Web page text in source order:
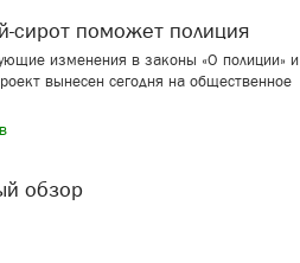
сирот поможет полиция
изменения в законы «О полиции» и
вынесен сегодня на общественное
обзор